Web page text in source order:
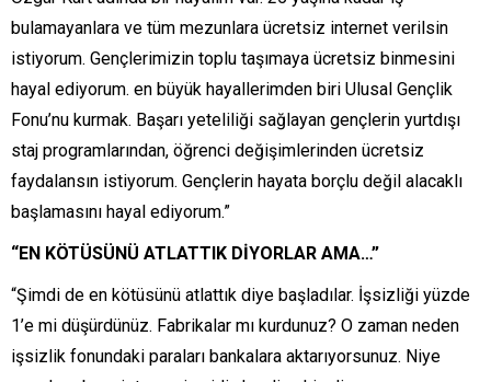
bulamayanlara ve tüm mezunlara ücretsiz internet verilsin
istiyorum. Gençlerimizin toplu taşımaya ücretsiz binmesini
hayal ediyorum. en büyük hayallerimden biri Ulusal Gençlik
Fonu’nu kurmak. Başarı yeteliliği sağlayan gençlerin yurtdışı
staj programlarından, öğrenci değişimlerinden ücretsiz
faydalansın istiyorum. Gençlerin hayata borçlu değil alacaklı
başlamasını hayal ediyorum.”
“EN KÖTÜSÜNÜ ATLATTIK DİYORLAR AMA…”
“Şimdi de en kötüsünü atlattık diye başladılar. İşsizliği yüzde
1’e mi düşürdünüz. Fabrikalar mı kurdunuz? O zaman neden
işsizlik fonundaki paraları bankalara aktarıyorsunuz. Niye